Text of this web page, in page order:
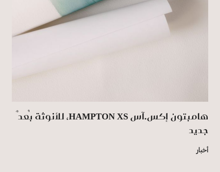
هامبتون إكس.آس HAMPTON XS، للأنوثة بُعدٌ
جديد
أخبار